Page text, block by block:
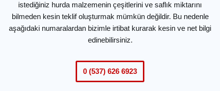
istediğiniz hurda malzemenin çeşitlerini ve saflık miktarını
bilmeden kesin teklif oluşturmak mümkün değildir. Bu nedenle
aşağıdaki numaralardan bizimle irtibat kurarak kesin ve net bilgi
edinebilirsiniz.
0 (537) 626 6923